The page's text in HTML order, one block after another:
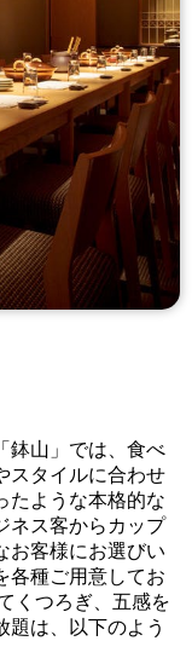
鉢山」では、食べ
スタイルに合わせ
たような本格的な
ネス客からカップ
お客様にお選びい
各種ご用意してお
くつろぎ、五感を
題は、以下のよう